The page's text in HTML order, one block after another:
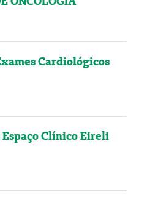
Cardiológicos
Clínico Eireli